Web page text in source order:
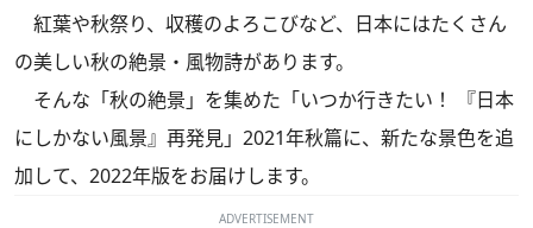
紅葉や秋祭り、収穫のよろこびなど、日本にはたくさん
の美しい秋の絶景・風物詩があります。
そんな「秋の絶景」を集めた「いつか行きたい！ 『日本
にしかない風景』再発見」2021年秋篇に、新たな景色を追
加して、2022年版をお届けします。
ADVERTISEMENT